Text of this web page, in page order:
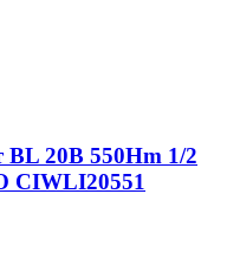
20В 550Hm 1/2
CIWLI20551